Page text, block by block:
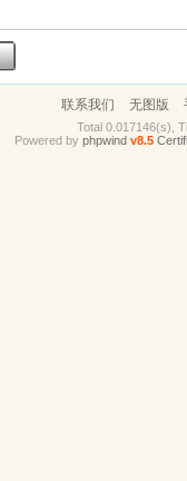
联系我们 无图版
Total 0.017146(s),
Powered by phpwind v8.5